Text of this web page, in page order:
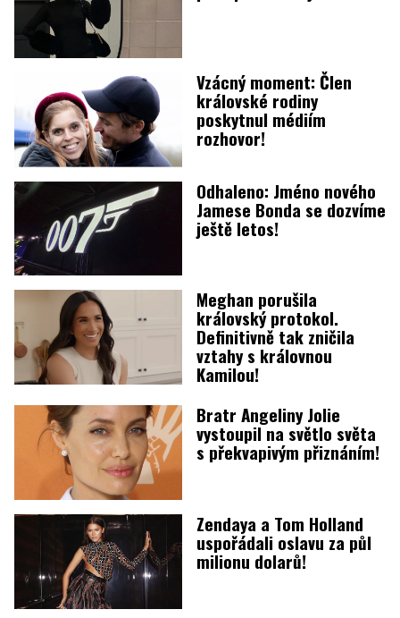
Vzácný moment: Člen
královské rodiny
poskytnul médiím
rozhovor!
Odhaleno: Jméno nového
Jamese Bonda se dozvíme
ještě letos!
Meghan porušila
královský protokol.
Definitivně tak zničila
vztahy s královnou
Kamilou!
Bratr Angeliny Jolie
vystoupil na světlo světa
s překvapivým přiznáním!
Zendaya a Tom Holland
uspořádali oslavu za půl
milionu dolarů!